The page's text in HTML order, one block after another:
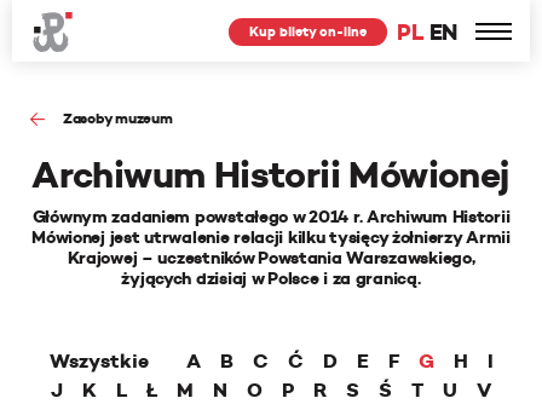
PL EN
Kup bilety on-line
Zasoby muzeum
Archiwum Historii Mówionej
Głównym zadaniem powstałego w 2014 r. Archiwum Historii
Mówionej jest utrwalenie relacji kilku tysięcy żołnierzy Armii
Krajowej – uczestników Powstania Warszawskiego,
żyjących dzisiaj w Polsce i za granicą.
Wszystkie A B C Ć D E F G H
I
J
K L Ł M N O P R S Ś T U
V